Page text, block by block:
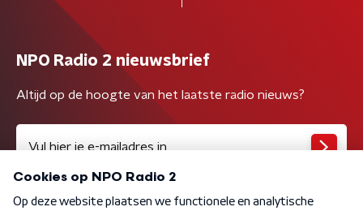
NPO Radio 2 nieuwsbrief
Altijd op de hoogte van het laatste radio nieuws?